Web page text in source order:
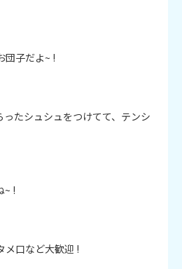
団子だよ~ !
ったシュシュをつけてて、テンシ
~ !
メ口など大歓迎 !